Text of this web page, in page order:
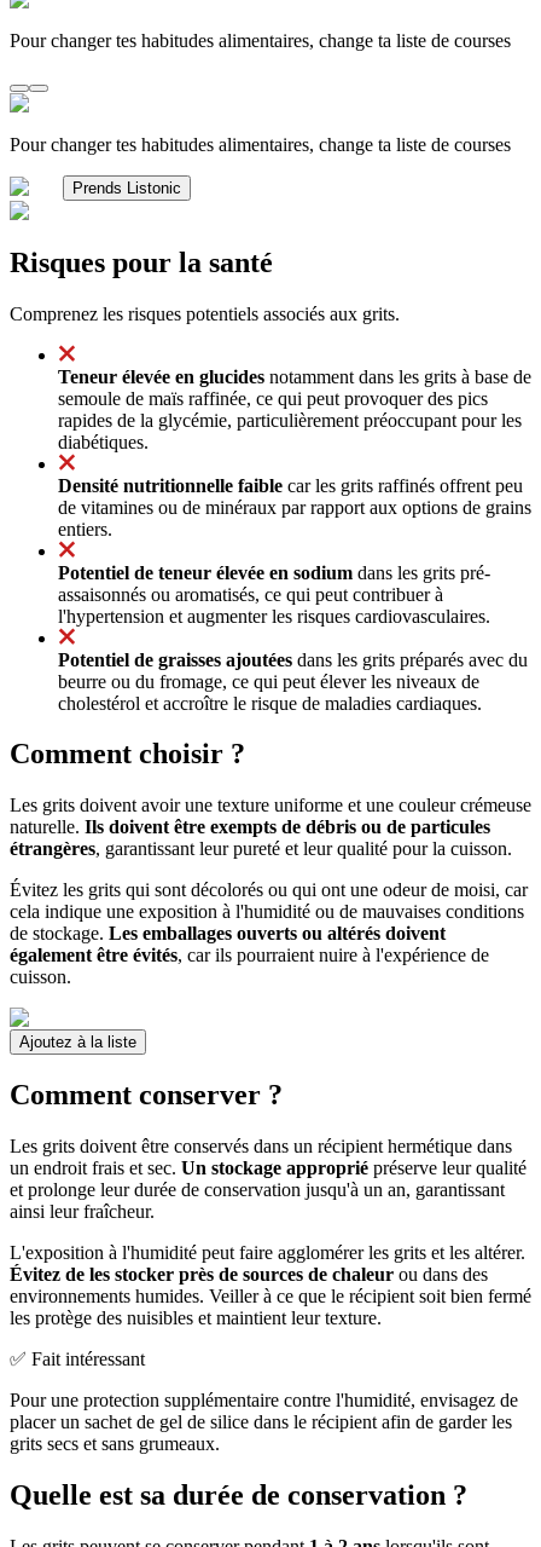
Pour changer tes habitudes alimentaires, change ta liste de courses
Pour changer tes habitudes alimentaires, change ta liste de courses
Prends Listonic
Risques pour la santé
Comprenez les risques potentiels associés aux grits.
Teneur élevée en glucides notamment dans les grits à base de
semoule de maïs raffinée, ce qui peut provoquer des pics
rapides de la glycémie, particulièrement préoccupant pour les
diabétiques.
Densité nutritionnelle faible car les grits raffinés offrent peu
de vitamines ou de minéraux par rapport aux options de grains
entiers.
Potentiel de teneur élevée en sodium dans les grits pré-
assaisonnés ou aromatisés, ce qui peut contribuer à
l'hypertension et augmenter les risques cardiovasculaires.
Potentiel de graisses ajoutées dans les grits préparés avec du
beurre ou du fromage, ce qui peut élever les niveaux de
cholestérol et accroître le risque de maladies cardiaques.
Comment choisir ?
Les grits doivent avoir une texture uniforme et une couleur crémeuse
naturelle. Ils doivent être exempts de débris ou de particules
étrangères, garantissant leur pureté et leur qualité pour la cuisson.
Évitez les grits qui sont décolorés ou qui ont une odeur de moisi, car
cela indique une exposition à l'humidité ou de mauvaises conditions
de stockage. Les emballages ouverts ou altérés doivent
également être évités, car ils pourraient nuire à l'expérience de
cuisson.
Ajoutez à la liste
Comment conserver ?
Les grits doivent être conservés dans un récipient hermétique dans
un endroit frais et sec. Un stockage approprié préserve leur qualité
et prolonge leur durée de conservation jusqu'à un an, garantissant
ainsi leur fraîcheur.
L'exposition à l'humidité peut faire agglomérer les grits et les altérer.
Évitez de les stocker près de sources de chaleur ou dans des
environnements humides. Veiller à ce que le récipient soit bien fermé
les protège des nuisibles et maintient leur texture.
✅ Fait intéressant
Pour une protection supplémentaire contre l'humidité, envisagez de
placer un sachet de gel de silice dans le récipient afin de garder les
grits secs et sans grumeaux.
Quelle est sa durée de conservation ?